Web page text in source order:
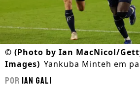
© (Photo by Ian MacNicol/
Images) Yankuba Minteh em
Por Ian Gali